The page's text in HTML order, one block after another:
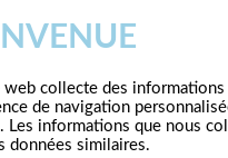
acteur, et
la pluie soudaine
web collecte des
de navigation
Les informations que nous
données similaires.